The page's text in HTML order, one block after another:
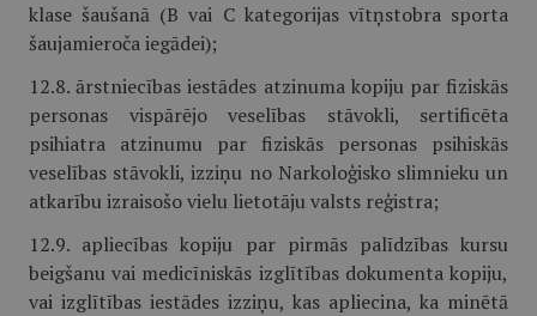
klase šaušanā (B vai C kategorijas vītņstobra sporta
šaujamieroča iegādei);
12.8. ārstniecības iestādes atzinuma kopiju par fiziskās
personas vispārējo veselības stāvokli, sertificēta
psihiatra atzinumu par fiziskās personas psihiskās
veselības stāvokli, izziņu no Narkoloģisko slimnieku un
atkarību izraisošo vielu lietotāju valsts reģistra;
12.9. apliecības kopiju par pirmās palīdzības kursu
beigšanu vai medicīniskās izglītības dokumenta kopiju,
vai izglītības iestādes izziņu, kas apliecina, ka minētā